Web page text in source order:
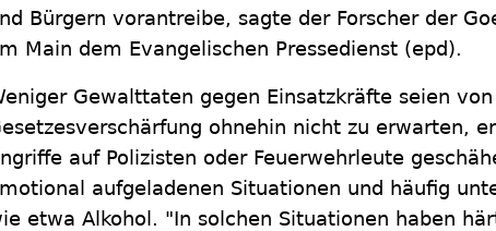
Bürgern vorantreibe, sagte der Forscher der
Main dem Evangelischen Pressedienst (epd).
Gewalttaten gegen Einsatzkräfte seien
ohnehin nicht zu erwarten,
auf Polizisten oder Feuerwehrleute
aufgeladenen Situationen und häufig
etwa Alkohol. "In solchen Situationen haben